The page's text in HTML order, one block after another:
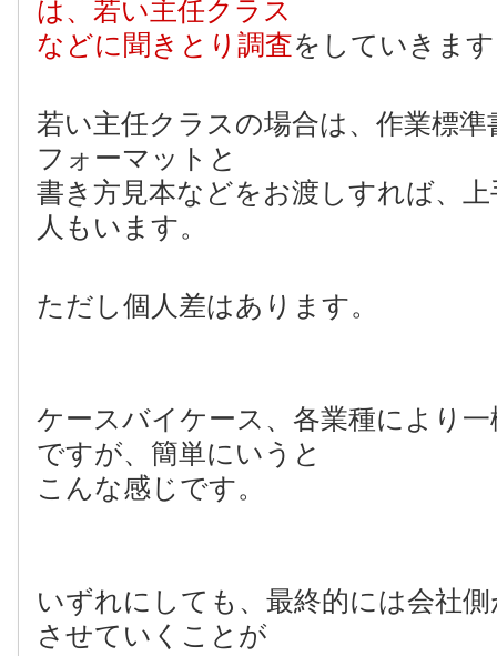
は、若い主任クラス
などに聞きとり調査をしていきま
若い主任クラスの場合は、作業標
フォーマットと
書き方見本などをお渡しすれば、
人もいます。
ただし個人差はあります。
ケースバイケース、各業種により
ですが、簡単にいうと
こんな感じです。
いずれにしても、最終的には会社
させていくことが